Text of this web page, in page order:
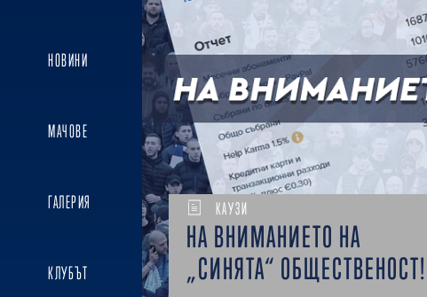
НОВИНИ
МАЧОВЕ
ГАЛЕРИЯ
КЛУБЪТ
КАУЗИ
НА ВНИМАНИЕТО НА
„СИНЯТА“ ОБЩЕСТВЕНОСТ!